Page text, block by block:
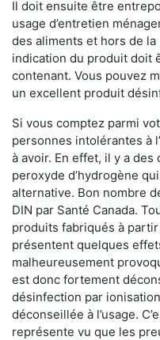
Il doit ensuite être
usage d’entretien
des aliments et hors de
indication du produit doit
contenant. Vous pouvez
un excellent produit
Si vous comptez parmi
personnes intolérantes à
à avoir. En effet, il y a
peroxyde d’hydrogène
alternative. Bon nombre
DIN par Santé Canada.
produits fabriqués à partir
présentent quelques
malheureusement
est donc fortement
désinfection par
déconseillée à l’usage.
représente vu que les